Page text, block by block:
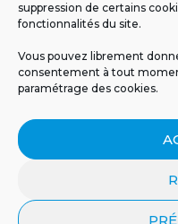
suppression de certains
fonctionnalités du site.
Vous pouvez librement
consentement à tout
paramétrage des cookies.
MENTIONS LÉGALES
NOS ÉMISSIONS
CONTACT